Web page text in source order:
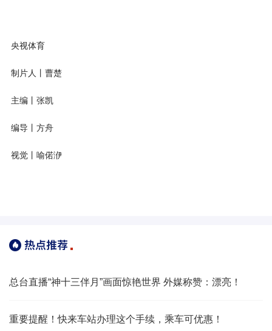
央视体育
制片人丨曹楚
主编丨张凯
编导丨方舟
视觉丨喻偌洢
总台直播“神十三伴月”画面惊艳世界 外媒称赞：漂亮！
重要提醒！快来车站办理这个手续，乘车可优惠！